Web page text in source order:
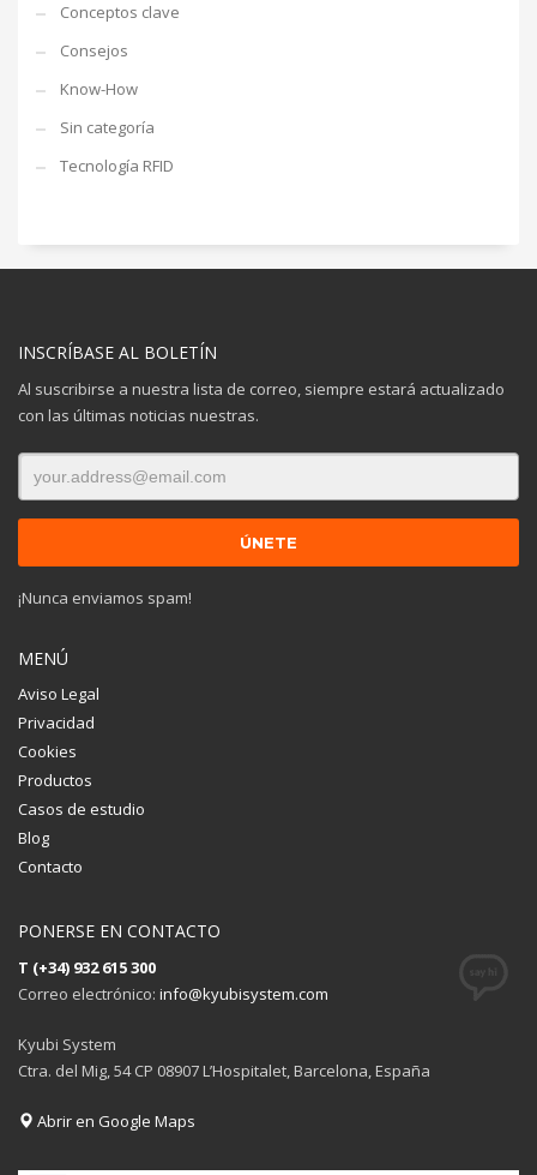
Conceptos clave
Consejos
Know-How
Sin categoría
Tecnología RFID
INSCRÍBASE AL BOLETÍN
Al suscribirse a nuestra lista de correo, siempre estará actualizado
con las últimas noticias nuestras.
¡Nunca enviamos spam!
MENÚ
Aviso Legal
Privacidad
Cookies
Productos
Casos de estudio
Blog
Contacto
PONERSE EN CONTACTO
T (+34) 932 615 300
Correo electrónico: info@kyubisystem.com
Kyubi System
Ctra. del Mig, 54 CP 08907 L’Hospitalet, Barcelona, España
Abrir en Google Maps